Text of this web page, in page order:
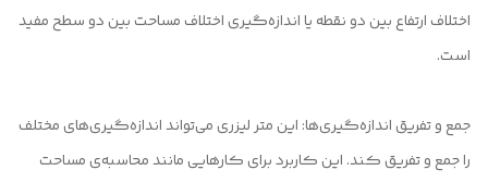
اختلاف ارتفاع بین دو نقطه یا اندازه‌گیری اختلاف مساحت بین دو سطح مفید
است.
جمع و تفریق اندازه‌گیری‌ها: این متر لیزری می‌تواند اندازه‌گیری‌های مختلف
را جمع و تفریق کند. این کاربرد برای کارهایی مانند محاسبه‌ی مساحت